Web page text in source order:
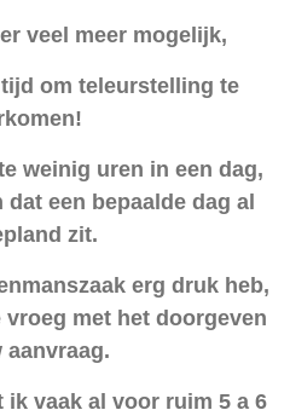
veel meer mogelijk,
om teleurstelling te
weinig uren in een dag,
een bepaalde dag al
zit.
erg druk heb,
met het doorgeven
aanvraag.
vaak al voor ruim 5 a 6